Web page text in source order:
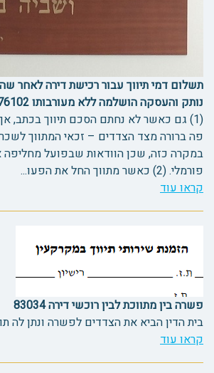
תשלום דמי תיווך עבור רכישת דירה לאחר
נותק והעסקה הושלמה ללא מעורבותו 76102
(1) גם כאשר לא נחתם הסכם תיווך בכתב,
פה ברורה מצד הצדדים – זכאי המתווך
במקרה כזה, שכן הוודאות שבפועל
פורמלי. (2) כאשר מתווך החל את הפעו...
קראו עוד
פשרה בין מתווכת לבין רוכשי דירה 83034
בית הדין הביא את הצדדים לפשרה ונתן לה
קראו עוד